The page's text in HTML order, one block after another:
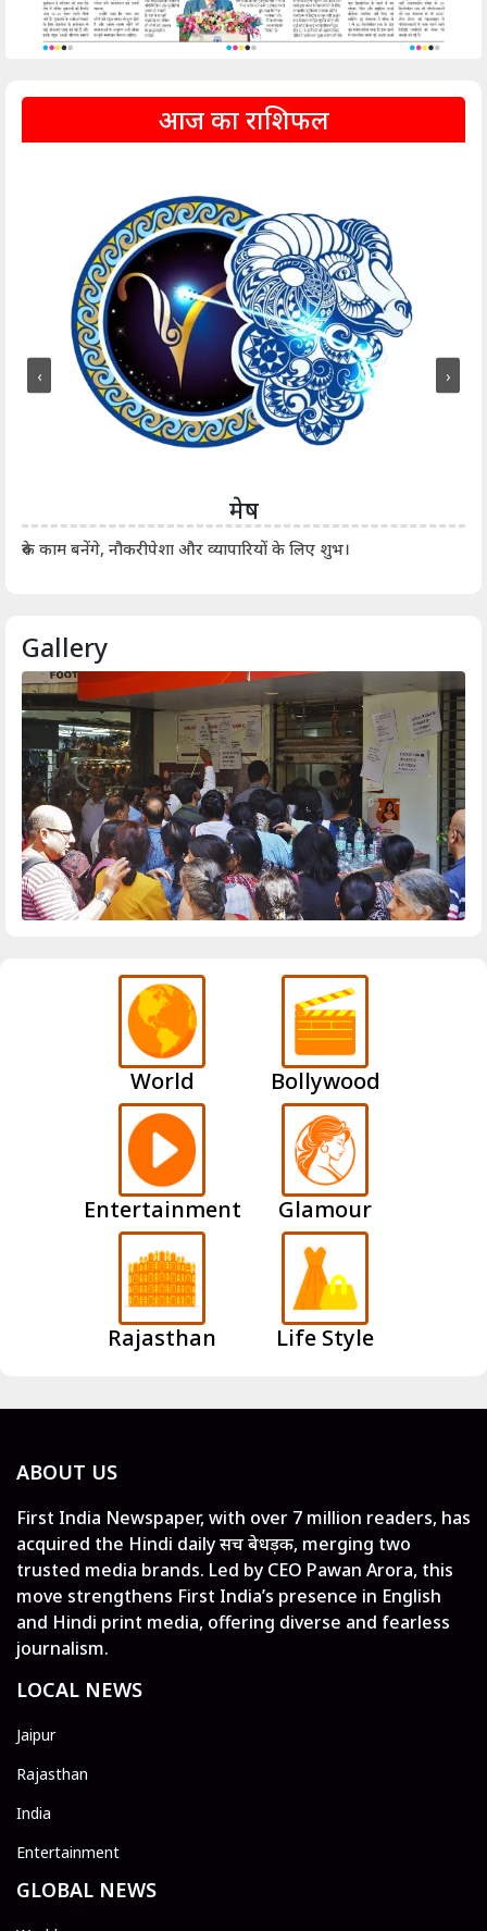
आज का राशिफल
मेष
रुके काम बनेंगे, नौकरीपेशा और व्यापारियों के लिए शुभ।
‹ ›
Gallery
World Bollywood
Entertainment Glamour
Rajasthan Life Style
ABOUT US
First India Newspaper, with over 7 million readers, has
acquired the Hindi daily सच बेधड़क, merging two
trusted media brands. Led by CEO Pawan Arora, this
move strengthens First India’s presence in English
and Hindi print media, offering diverse and fearless
journalism.
LOCAL NEWS
Jaipur
Rajasthan
India
Entertainment
GLOBAL NEWS